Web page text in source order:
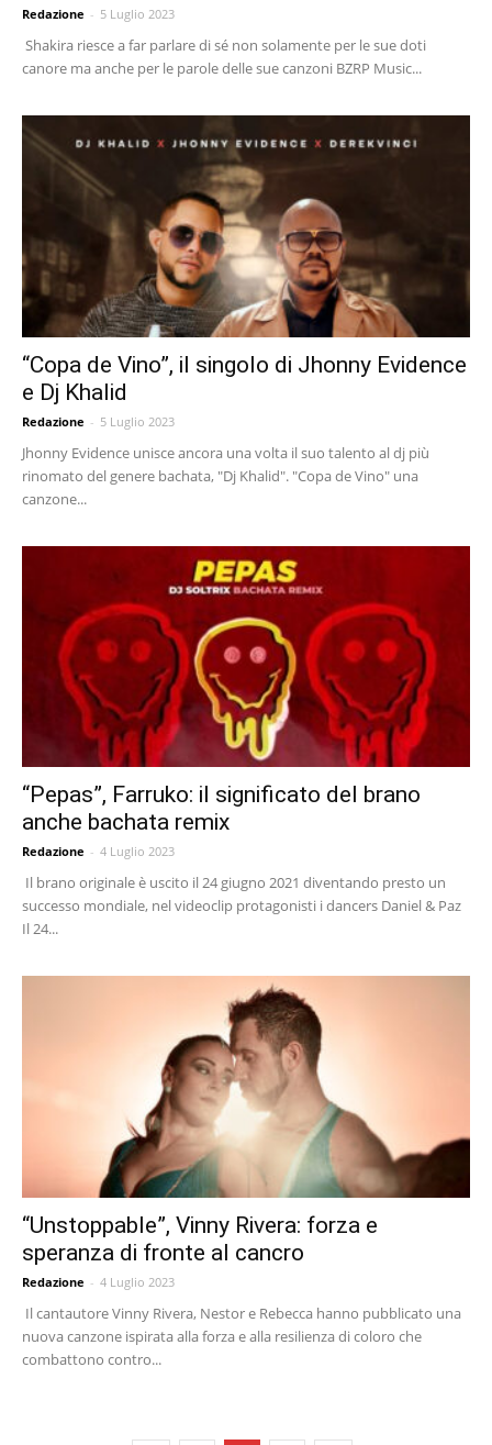
Redazione - 5 Luglio 2023
Shakira riesce a far parlare di sé non solamente per le sue doti
canore ma anche per le parole delle sue canzoni BZRP Music...
“Copa de Vino”, il singolo di Jhonny Evidence
e Dj Khalid
Redazione - 5 Luglio 2023
Jhonny Evidence unisce ancora una volta il suo talento al dj più
rinomato del genere bachata, "Dj Khalid". "Copa de Vino" una
canzone...
“Pepas”, Farruko: il significato del brano
anche bachata remix
Redazione - 4 Luglio 2023
Il brano originale è uscito il 24 giugno 2021 diventando presto un
successo mondiale, nel videoclip protagonisti i dancers Daniel & Paz
Il 24...
“Unstoppable”, Vinny Rivera: forza e
speranza di fronte al cancro
Redazione - 4 Luglio 2023
Il cantautore Vinny Rivera, Nestor e Rebecca hanno pubblicato una
nuova canzone ispirata alla forza e alla resilienza di coloro che
combattono contro...